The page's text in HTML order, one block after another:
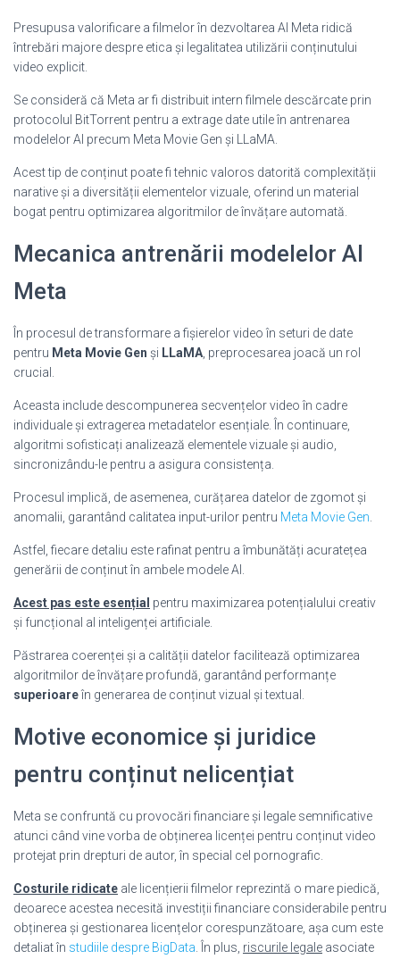
Presupusa valorificare a filmelor în dezvoltarea AI Meta ridică
întrebări majore despre etica și legalitatea utilizării conținutului
video explicit.
Se consideră că Meta ar fi distribuit intern filmele descărcate prin
protocolul BitTorrent pentru a extrage date utile în antrenarea
modelelor AI precum Meta Movie Gen și LLaMA.
Acest tip de conținut poate fi tehnic valoros datorită complexității
narative și a diversității elementelor vizuale, oferind un material
bogat pentru optimizarea algoritmilor de învățare automată.
Mecanica antrenării modelelor AI
Meta
În procesul de transformare a fișierelor video în seturi de date
pentru Meta Movie Gen și LLaMA , preprocesarea joacă un rol
crucial.
Aceasta include descompunerea secvențelor video în cadre
individuale și extragerea metadatelor esențiale. În continuare,
algoritmi sofisticați analizează elementele vizuale și audio,
sincronizându-le pentru a asigura consistența.
Procesul implică, de asemenea, curățarea datelor de zgomot și
anomalii, garantând calitatea input-urilor pentru Meta Movie Gen
Astfel, fiecare detaliu este rafinat pentru a îmbunătăți acuratețea
generării de conținut în ambele modele AI.
Acest pas este esențial pentru maximizarea potențialului creativ
și funcțional al inteligenței artificiale.
Păstrarea coerenței și a calității datelor facilitează optimizarea
algoritmilor de învățare profundă, garantând performanțe
superioareîn generarea de conținut vizual și textual.
Motive economice și juridice
pentru conținut nelicențiat
Meta se confruntă cu provocări financiare și legale semnificative
atunci când vine vorba de obținerea licenței pentru conținut video
protejat prin drepturi de autor, în special cel pornografic.
Costurile ridicate ale licențierii filmelor reprezintă o mare piedică,
deoarece acestea necesită investiții financiare considerabile pentru
obținerea și gestionarea licențelor corespunzătoare, așa cum este
detaliat în studiile despre BigData . În plus, riscurile legale asociate